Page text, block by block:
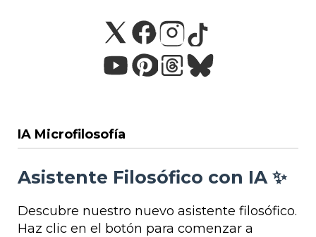
IA Microfilosofía
Asistente Filosófico con IA ✨
Descubre nuestro nuevo asistente filosófico.
Haz clic en el botón para comenzar a